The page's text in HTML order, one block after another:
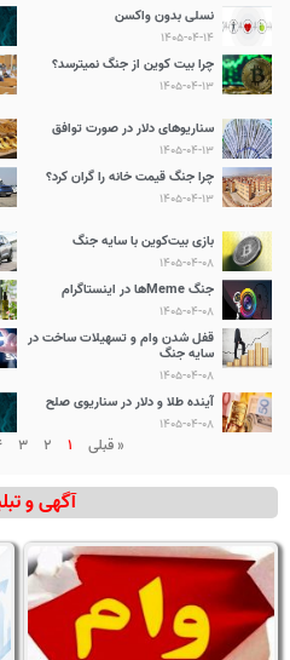
نسلی بدون واکسن
1405-04-14
چرا بیت کوین از جنگ نمیترسد؟
1405-04-13
سناریوهای دلار در صورت توافق
1405-04-13
چرا جنگ قیمت خانه را گران کرد؟
1405-04-13
بازی بیت‌کوین با سایه جنگ
1405-04-08
جنگ Memeها در اینستاگرام
1405-04-08
قفل شدن وام و تسهیلات ساخت در
سایه جنگ
1405-04-08
آینده طلا و دلار در سناریوی صلح
1405-04-08
« قبلی 1
2
3
آگهی و